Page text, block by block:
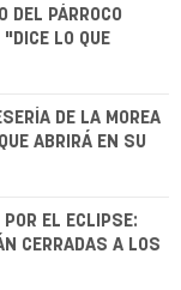
DEL PÁRROCO
LO QUE
DE LA MOREA
ABRIRÁ EN SU
POR EL ECLIPSE:
CERRADAS A LOS